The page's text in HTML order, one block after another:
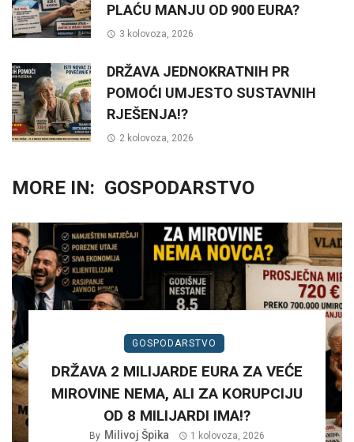
PLAĆU MANJU OD 900 EURA?
3 kolovoza, 2026
DRŽAVA JEDNOKRATNIH PR
POMOĆI UMJESTO SUSTAVNIH
RJEŠENJA!?
2 kolovoza, 2026
MORE IN: GOSPODARSTVO
GOSPODARSTVO
DRŽAVA 2 MILIJARDE EURA ZA VEĆE
MIROVINE NEMA, ALI ZA KORUPCIJU
OD 8 MILIJARDI IMA!?
By Milivoj Špika 1 kolovoza, 2026